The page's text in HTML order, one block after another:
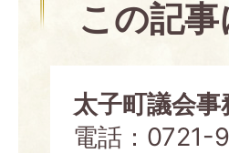
この記
太子町議会事
電話：